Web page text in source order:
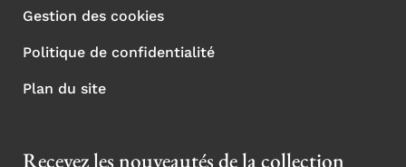
Gestion des cookies
Politique de confidentialité
Plan du site
Recevez les nouveautés de la collection